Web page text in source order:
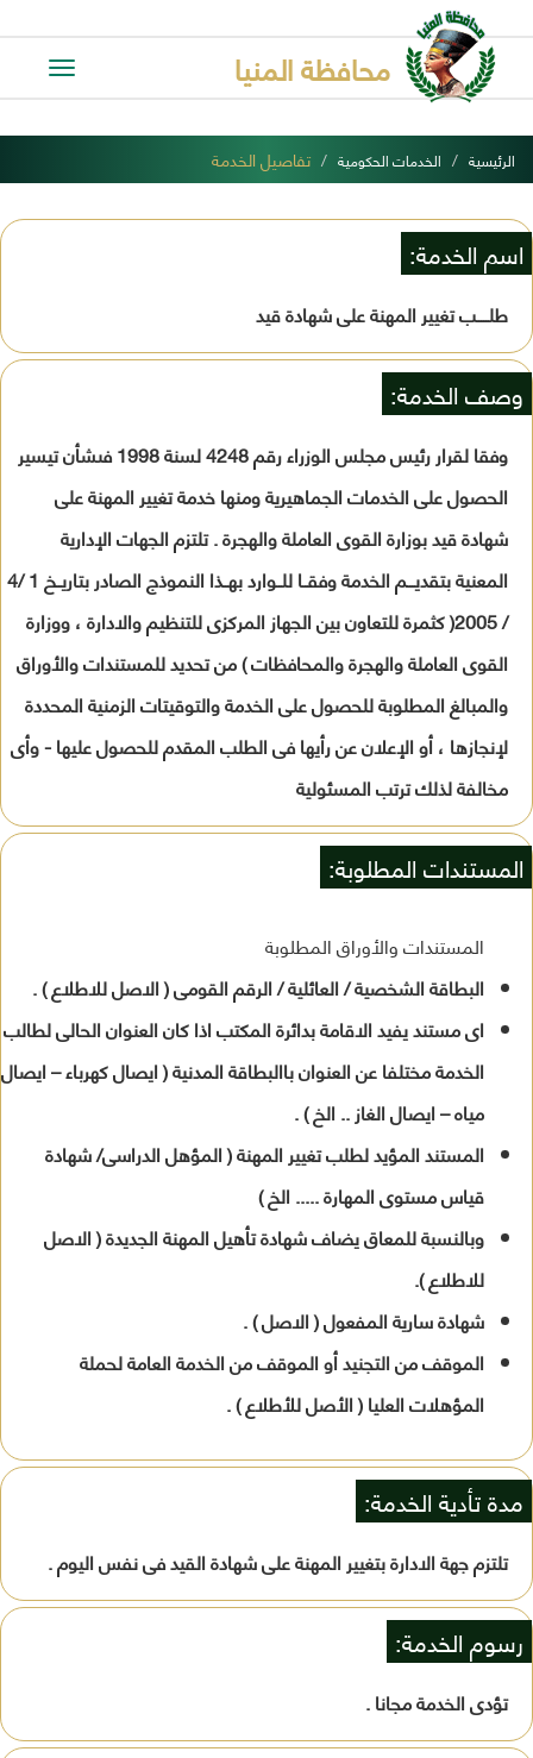
Toggle
محافظة المنيا
الرئيسية الخدمات الحكومية تفاصيل الخدمة
اسم الخدمة:
طلـــــب تغيير المهنة على شهادة قيد
وصف الخدمة:
وفقا لقرار رئيس مجلس الوزراء رقم 4248 لسنة 1998 فىشأن تيسير
الحصول على الخدمات الجماهيرية ومنها خدمة تغيير المهنة على
شهادة قيد بوزارة القوى العاملة والهجرة . تلتزم الجهات الإدارية
المعنية بتقديـــم الخدمة وفقــا للــوارد بهــذا النموذج الصادر بتاريــخ 1 /4
/ 2005( كثمرة للتعاون بين الجهاز المركزى للتنظيم والادارة ، ووزارة
القوى العاملة والهجرة والمحافظات ) من تحديد للمستندات والأوراق
والمبالغ المطلوبة للحصول على الخدمة والتوقيتات الزمنية المحددة
لإنجازها ، أو الإعلان عن رأيها فى الطلب المقدم للحصول عليها - وأى
مخالفة لذلك ترتب المسئولية
المستندات المطلوبة:
المستندات والأوراق المطلوبة
البطاقة الشخصية / العائلية / الرقم القومى ( الاصل للاطلاع ) .
اى مستند يفيد الاقامة بدائرة المكتب اذا كان العنوان الحالى لطالب
الخدمة مختلفا عن العنوان باالبطاقة المدنية ( ايصال كهرباء – ايصال
مياه – ايصال الغاز .. الخ ) .
المستند المؤيد لطلب تغيير المهنة ( المؤهل الدراسى/ شهادة
قياس مستوى المهارة ..... الخ )
وبالنسبة للمعاق يضاف شهادة تأهيل المهنة الجديدة ( الاصل
للاطلاع ).
شهادة سارية المفعول ( الاصل ) .
الموقف من التجنيد أو الموقف من الخدمة العامة لحملة
المؤهلات العليا ( الأصل للأطلاع ) .
مدة تأدية الخدمة:
تلتزم جهة الادارة بتغيير المهنة على شهادة القيد فى نفس اليوم .
رسوم الخدمة:
تؤدى الخدمة مجانا .